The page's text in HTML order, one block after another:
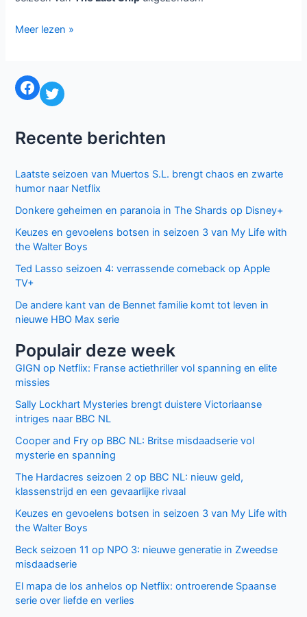
Drie
bij
één
2015
Meer lezen »
Facebook Twitter
Recente berichten
Laatste seizoen van Muertos S.L. brengt chaos en zwarte
humor naar Netflix
Donkere geheimen en paranoia in The Shards op Disney+
Keuzes en gevoelens botsen in seizoen 3 van My Life with
the Walter Boys
Ted Lasso seizoen 4: verrassende comeback op Apple
TV+
De andere kant van de Bennet familie komt tot leven in
nieuwe HBO Max serie
Populair deze week
GIGN op Netflix: Franse actiethriller vol spanning en elite
missies
Sally Lockhart Mysteries brengt duistere Victoriaanse
intriges naar BBC NL
Cooper and Fry op BBC NL: Britse misdaadserie vol
mysterie en spanning
The Hardacres seizoen 2 op BBC NL: nieuw geld,
klassenstrijd en een gevaarlijke rivaal
Keuzes en gevoelens botsen in seizoen 3 van My Life with
the Walter Boys
Beck seizoen 11 op NPO 3: nieuwe generatie in Zweedse
misdaadserie
El mapa de los anhelos op Netflix: ontroerende Spaanse
serie over liefde en verlies